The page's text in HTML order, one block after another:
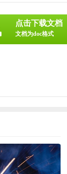
点击下载文档
文档为doc格式